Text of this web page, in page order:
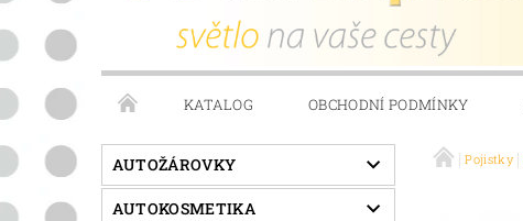
KATALOG OBCHODNÍ PODMÍNKY
PRODÁVANÉ ZNAČKY NAPIŠTE NÁM
AUTOŽÁROVKY
AUTOKOSMETIKA
Pojistky